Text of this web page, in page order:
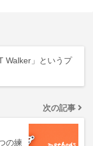
Walker」というプ
次の記事
の練